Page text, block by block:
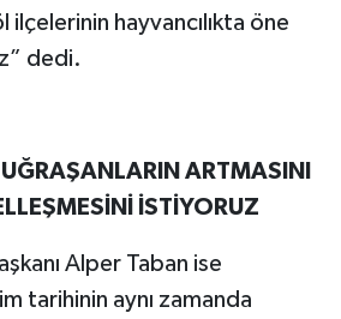
ilçelerinin hayvancılıkta öne
dedi.
ARTMASINI
İSTİYORUZ
Alper Taban ise
tarihinin aynı zamanda